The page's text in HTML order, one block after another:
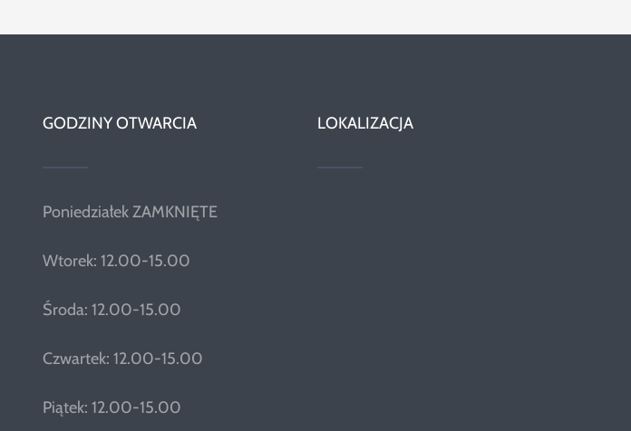
GODZINY OTWARCIA
Poniedziałek ZAMKNIĘTE
Wtorek: 12.00-15.00
Środa: 12.00-15.00
Czwartek: 12.00-15.00
Piątek: 12.00-15.00
LOKALIZACJA